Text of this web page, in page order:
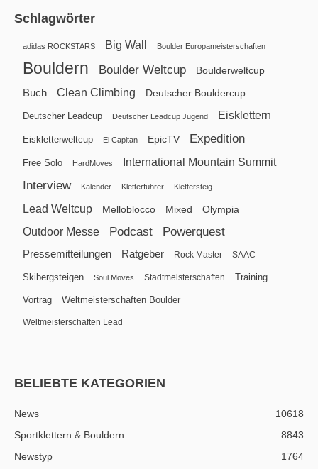
Schlagwörter
adidas ROCKSTARS Big Wall Boulder Europameisterschaften
Bouldern Boulder Weltcup Boulderweltcup
Buch Clean Climbing Deutscher Bouldercup
Deutscher Leadcup Deutscher Leadcup Jugend Eisklettern
Eiskletterweltcup El Capitan EpicTV Expedition
Free Solo HardMoves International Mountain Summit
Interview Kalender Kletterführer Klettersteig
Lead Weltcup Melloblocco Mixed Olympia
Outdoor Messe Podcast Powerquest
Pressemitteilungen Ratgeber Rock Master SAAC
Skibergsteigen Soul Moves Stadtmeisterschaften Training
Vortrag Weltmeisterschaften Boulder
Weltmeisterschaften Lead
BELIEBTE KATEGORIEN
News
10618
Sportklettern & Bouldern
8843
Newstyp
1764